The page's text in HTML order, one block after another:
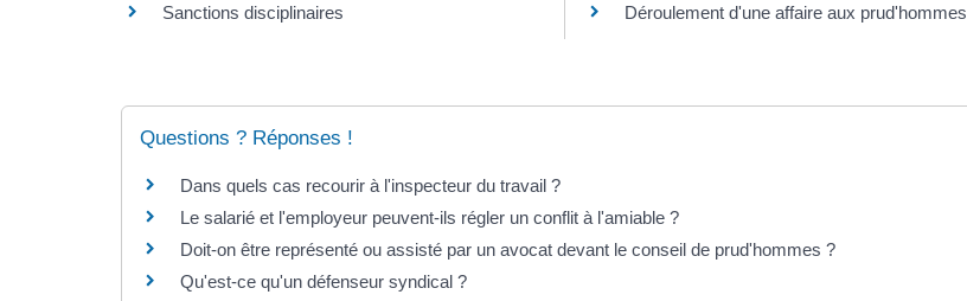
Sanctions disciplinaires
Déroulement d'une affaire aux prud'hommes
Questions ? Réponses !
Dans quels cas recourir à l'inspecteur du travail ?
Le salarié et l'employeur peuvent-ils régler un conflit à l'amiable ?
Doit-on être représenté ou assisté par un avocat devant le conseil de prud'hommes ?
Qu'est-ce qu'un défenseur syndical ?